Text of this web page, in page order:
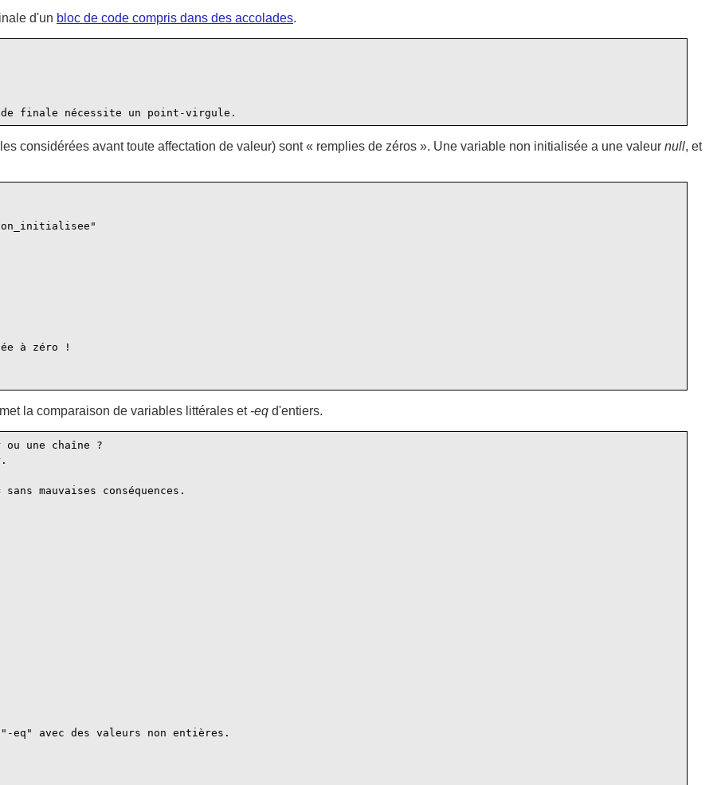
d'un bloc de code compris dans des accolades.
considérées avant toute affectation de valeur) sont« remplies de zéros ». Une variable non initialisée a une valeur null, et
à zéro !
la comparaison de variables littérales et -eq d'entiers.
une chaîne ?
mauvaises conséquences.
eq" avec des valeurs non entières.